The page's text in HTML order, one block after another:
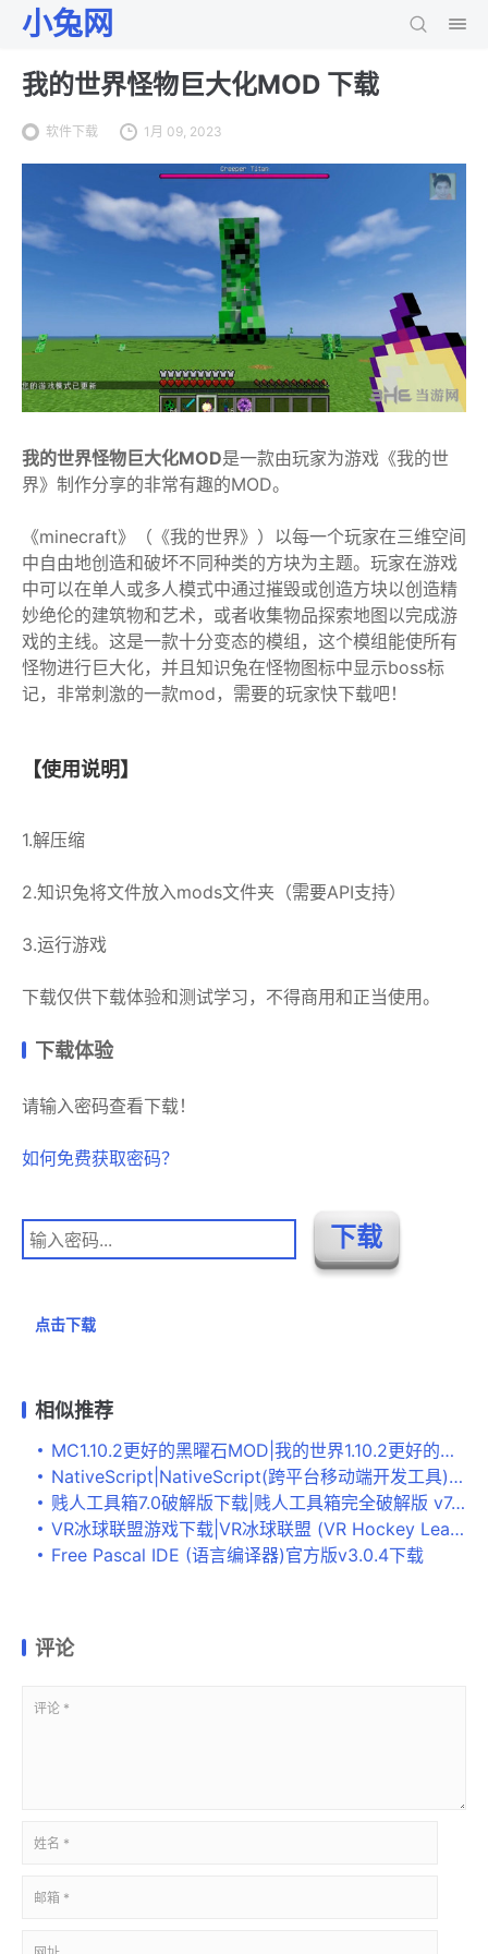
小兔网
我的世界怪物巨大化MOD 下载
软件下载 1月 09, 2023
我的世界怪物巨大化MOD是一款由玩家为游戏《我的世
界》制作分享的非常有趣的MOD。
《minecraft》（《我的世界》）以每一个玩家在三维空间
中自由地创造和破坏不同种类的方块为主题。玩家在游戏
中可以在单人或多人模式中通过摧毁或创造方块以创造精
妙绝伦的建筑物和艺术，或者收集物品探索地图以完成游
戏的主线。这是一款十分变态的模组，这个模组能使所有
怪物进行巨大化，并且知识兔在怪物图标中显示boss标
记，非常刺激的一款mod，需要的玩家快下载吧！
【使用说明】
1.解压缩
2.知识兔将文件放入mods文件夹（需要API支持）
3.运行游戏
下载仅供下载体验和测试学习，不得商用和正当使用。
下载体验
请输入密码查看下载！
如何免费获取密码？
点击下载
相似推荐
MC1.10.2更好的黑曜石MOD|我的世界1.10.2更好的黑曜石MOD 下载
NativeScript|NativeScript(跨平台移动端开发工具) 官方版v7.1.1下载
贱人工具箱7.0破解版下载|贱人工具箱完全破解版 v7.0下载
VR冰球联盟游戏下载|VR冰球联盟 (VR Hockey League)PC破解版下载
Free Pascal IDE (语言编译器)官方版v3.0.4下载
评论